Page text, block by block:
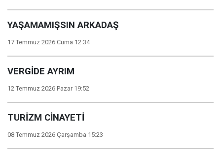
YAŞAMAMIŞSIN ARKADAŞ
17 Temmuz 2026 Cuma 12:34
VERGİDE AYRIM
12 Temmuz 2026 Pazar 19:52
TURİZM CİNAYETİ
08 Temmuz 2026 Çarşamba 15:23